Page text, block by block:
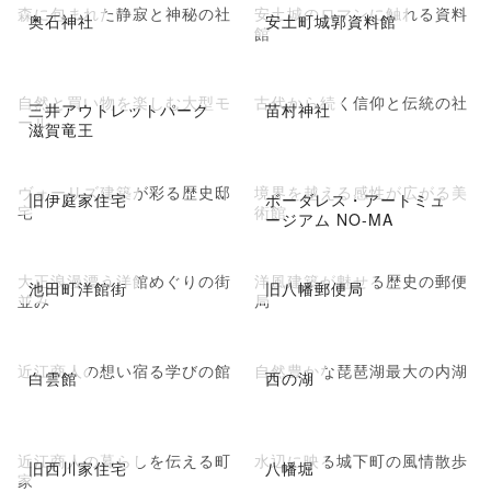
奥石神社
森に包まれた静寂と神秘の社 安土町城郭資料館
安土城のロマンに触れる資料
館
三井アウトレットパーク
滋賀竜王
自然と買い物を楽しむ大型モ
ール
苗村神社
古代から続く信仰と伝統の社
旧伊庭家住宅
ヴォーリズ建築が彩る歴史邸
宅
ボーダレス・アートミュ
ージアム NO-MA
境界を越える感性が広がる美
術館
池田町洋館街
大正浪漫漂う洋館めぐりの街
並み
旧八幡郵便局
洋風建築が魅せる歴史の郵便
局
白雲館
近江商人の想い宿る学びの館 西の湖
自然豊かな琵琶湖最大の内湖
旧西川家住宅
近江商人の暮らしを伝える町
家
八幡堀
水辺に映る城下町の風情散歩